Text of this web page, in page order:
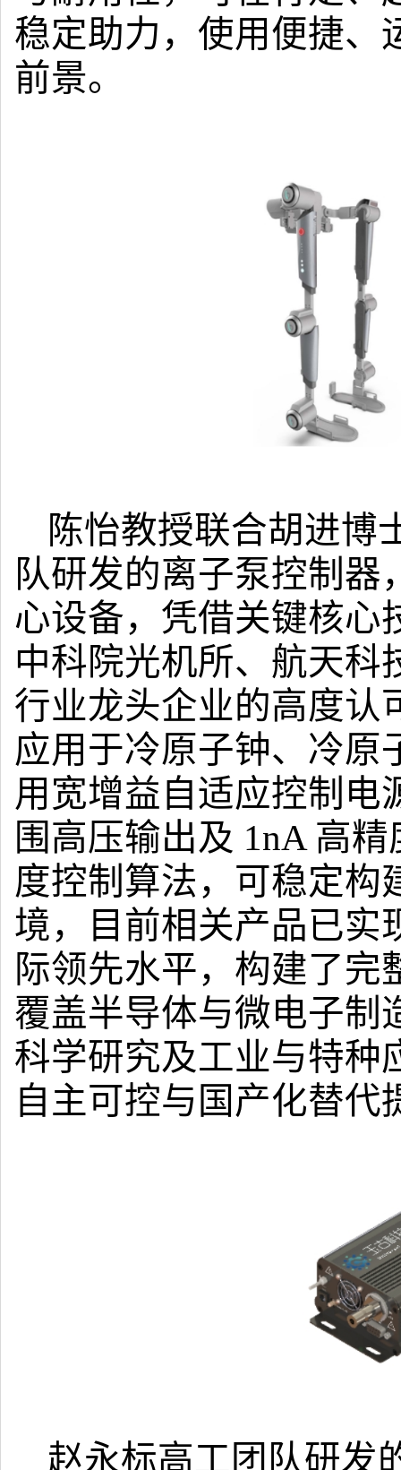
稳定助力，使用便捷、
前景。
陈怡教授联合胡进博
队研发的离子泵控制
心设备，凭借关键核心
中科院光机所、航天科
行业龙头企业的高度认
应用于冷原子钟、冷原
用宽增益自适应控制电
围高压输出及 1nA 高
度控制算法，可稳定构
境，目前相关产品已实
际领先水平，构建了
覆盖半导体与微电子制
科学研究及工业与特种
自主可控与国产化替代
赵永标高工团队研发